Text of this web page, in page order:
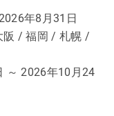
年8月31日
阪 / 福岡 / 札幌 /
～ 2026年10月24